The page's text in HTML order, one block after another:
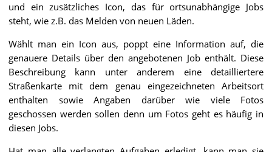
und ein zusätzliches Icon, das für ortsunabhängige Jobs
steht, wie z.B. das Melden von neuen Läden.
Wählt man ein Icon aus, poppt eine Information auf, die
genauere Details über den angebotenen Job enthält. Diese
Beschreibung kann unter anderem eine detailliertere
Straßenkarte mit dem genau eingezeichneten Arbeitsort
enthalten sowie Angaben darüber wie viele Fotos
geschossen werden sollen denn um Fotos geht es häufig in
diesen Jobs.